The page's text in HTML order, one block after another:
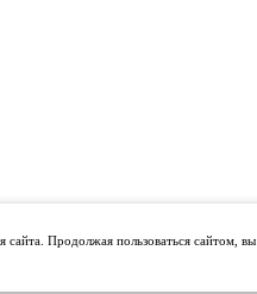
сайта. Продолжая пользоваться сайтом, вы